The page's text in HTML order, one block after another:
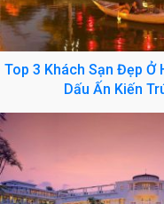
Top 3 Khách Sạn Đẹp Ở
Dấu Ấn Kiến